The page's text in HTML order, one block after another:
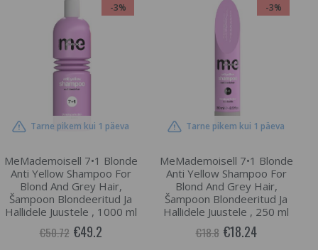
-3%
Tarne pikem kui 1 päeva
MeMademoisell 7•1 Blonde
Anti Yellow Shampoo For
Blond And Grey Hair,
Šampoon Blondeeritud Ja
Hallidele Juustele , 1000 ml
€50.72 €49.2
-3%
Tarne pikem kui 1 päeva
MeMademoisell 7•1 Blonde
Anti Yellow Shampoo For
Blond And Grey Hair,
Šampoon Blondeeritud Ja
Hallidele Juustele , 250 ml
€18.8 €18.24